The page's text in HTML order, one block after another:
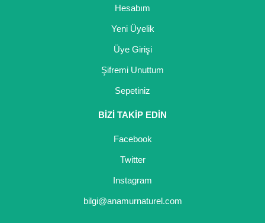
Hesabım
Yeni Üyelik
Üye Girişi
Şifremi Unuttum
Sepetiniz
BİZİ TAKİP EDİN
Facebook
Twitter
Instagram
bilgi@anamurnaturel.com